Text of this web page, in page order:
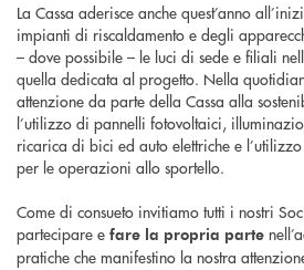
La Cassa aderisce anche quest’anno
impianti di riscaldamento e degli
– dove possibile – le luci di sede e filiali
quella dedicata al progetto. Nella
attenzione da parte della Cassa alla
l’utilizzo di pannelli fotovoltaici,
ricarica di bici ed auto elettriche e
per le operazioni allo sportello.
Come di consueto invitiamo tutti i nostri
partecipare e fare la propria parte
pratiche che manifestino la nostra